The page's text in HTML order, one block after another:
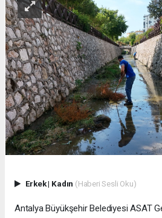
Erkek| Kadın (Haberi Sesli Oku)
Antalya Büyükşehir Belediyesi ASAT